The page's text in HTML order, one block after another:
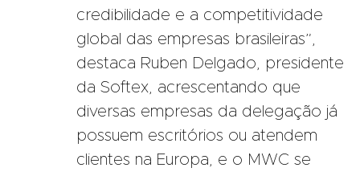
credibilidade e a competitividade
global das empresas brasileiras”,
destaca Ruben Delgado, presidente
da Softex, acrescentando que
diversas empresas da delegação já
possuem escritórios ou atendem
clientes na Europa, e o MWC se